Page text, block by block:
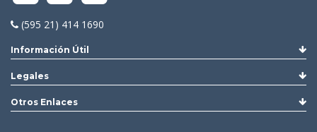
(595 21) 414 1690
Información Útil
Legales
Otros Enlaces